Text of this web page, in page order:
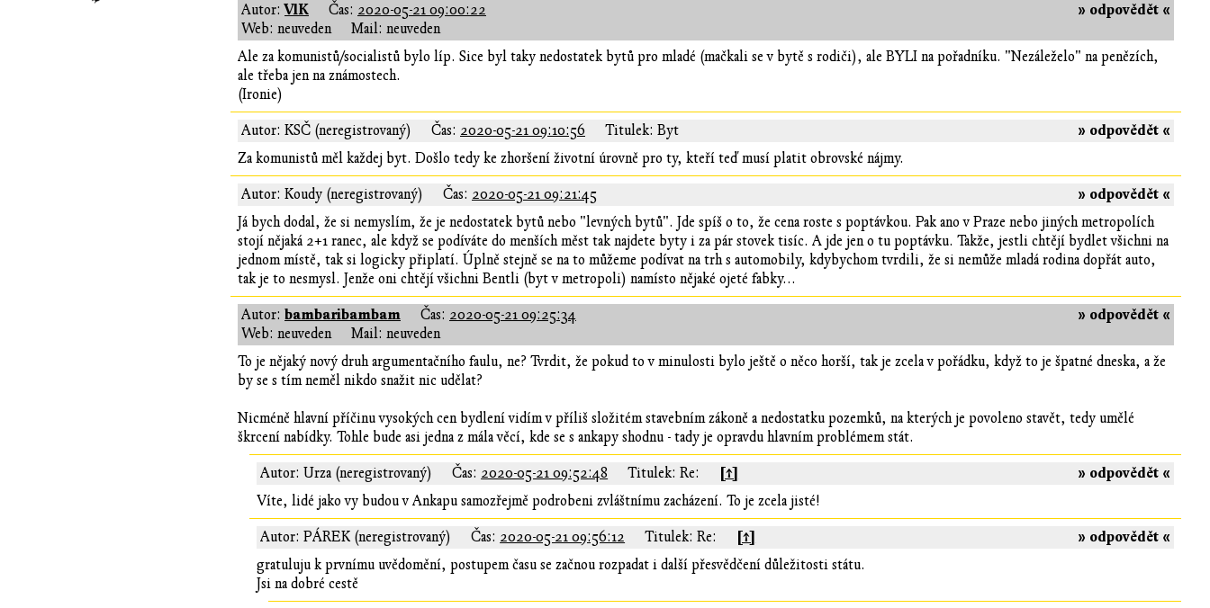
» odpovědět «
Autor: VlK Čas: 2020-05-21 09:00:22
Web: neuveden
Mail: neuveden
Ale za komunistů/socialistů bylo líp. Sice byl taky nedostatek bytů pro mladé (mačkali se v bytě s rodiči), ale BYLI na pořadníku. "Nezáleželo" na penězích,
ale třeba jen na známostech.
(Ironie)
» odpovědět «
Autor: KSČ (neregistrovaný) Čas: 2020-05-21 09:10:56
Titulek: Byt
Za komunistů měl každej byt. Došlo tedy ke zhoršení životní úrovně pro ty, kteří teď musí platit obrovské nájmy.
» odpovědět «
Autor: Koudy (neregistrovaný) Čas: 2020-05-21 09:21:45
Já bych dodal, že si nemyslím, že je nedostatek bytů nebo "levných bytů". Jde spíš o to, že cena roste s poptávkou. Pak ano v Praze nebo jiných metropolích
stojí nějaká 2+1 ranec, ale když se podíváte do menších měst tak najdete byty i za pár stovek tisíc. A jde jen o tu poptávku. Takže, jestli chtějí bydlet všichni na
jednom místě, tak si logicky připlatí. Úplně stejně se na to můžeme podívat na trh s automobily, kdybychom tvrdili, že si nemůže mladá rodina dopřát auto,
tak je to nesmysl. Jenže oni chtějí všichni Bentli (byt v metropoli) namísto nějaké ojeté fabky...
» odpovědět «
Autor: bambaribambam Čas: 2020-05-21 09:25:34
Web: neuveden
Mail: neuveden
To je nějaký nový druh argumentačního faulu, ne? Tvrdit, že pokud to v minulosti bylo ještě o něco horší, tak je zcela v pořádku, když to je špatné dneska, a že
by se s tím neměl nikdo snažit nic udělat?
Nicméně hlavní příčinu vysokých cen bydlení vidím v příliš složitém stavebním zákoně a nedostatku pozemků, na kterých je povoleno stavět, tedy umělé
škrcení nabídky. Tohle bude asi jedna z mála věcí, kde se s ankapy shodnu - tady je opravdu hlavním problémem stát.
» odpovědět «
Autor: Urza (neregistrovaný) Čas: 2020-05-21 09:52:48 Titulek: Re: [↑]
Víte, lidé jako vy budou v Ankapu samozřejmě podrobeni zvláštnímu zacházení. To je zcela jisté!
» odpovědět «
Autor: PÁREK (neregistrovaný) Čas: 2020-05-21 09:56:12 Titulek: Re: [↑]
gratuluju k prvnímu uvědomění, postupem času se začnou rozpadat i další přesvědčení důležitosti státu.
Jsi na dobré cestě